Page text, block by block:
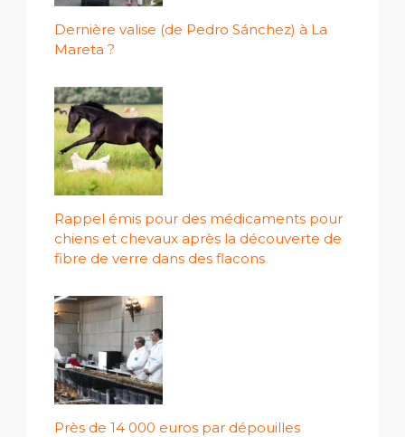
Dernière valise (de Pedro Sánchez) à La
Mareta ?
Rappel émis pour des médicaments pour
chiens et chevaux après la découverte de
fibre de verre dans des flacons
Près de 14 000 euros par dépouilles